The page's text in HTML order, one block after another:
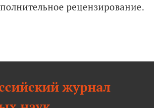
рецензирование.
журнал